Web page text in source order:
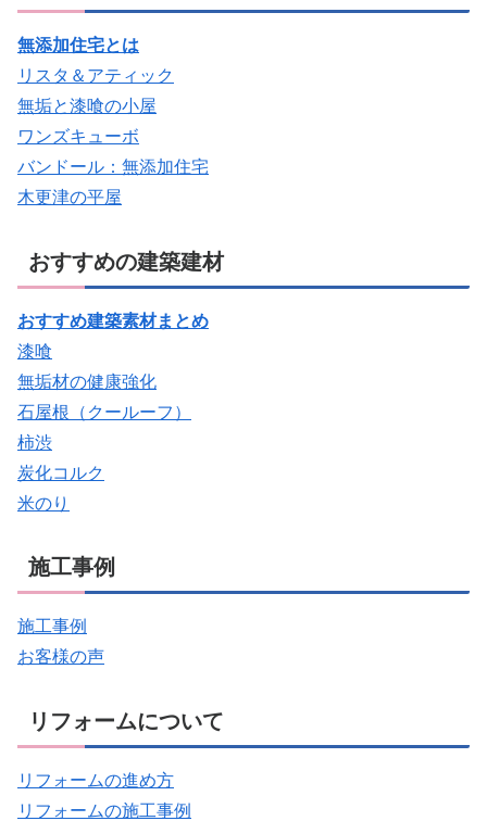
無添加住宅とは
リスタ＆アティック
無垢と漆喰の小屋
ワンズキューボ
バンドール：無添加住宅
木更津の平屋
おすすめの建築建材
おすすめ建築素材まとめ
漆喰
無垢材の健康強化
石屋根（クールーフ）
柿渋
炭化コルク
米のり
施工事例
施工事例
お客様の声
リフォームについて
リフォームの進め方
リフォームの施工事例